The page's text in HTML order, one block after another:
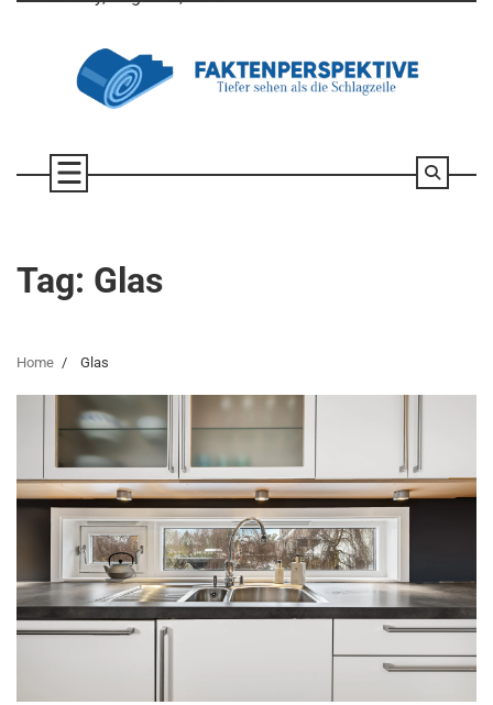
Tag: Glas
Home Glas